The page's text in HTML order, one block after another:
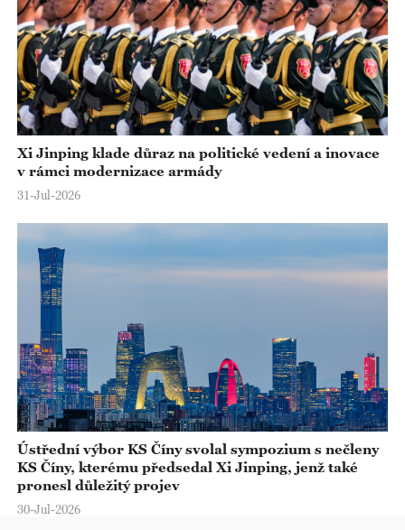
Xi Jinping klade důraz na politické vedení a inovace
v rámci modernizace armády
31-Jul-2026
Ústřední výbor KS Číny svolal sympozium s nečleny
KS Číny, kterému předsedal Xi Jinping, jenž také
pronesl důležitý projev
30-Jul-2026